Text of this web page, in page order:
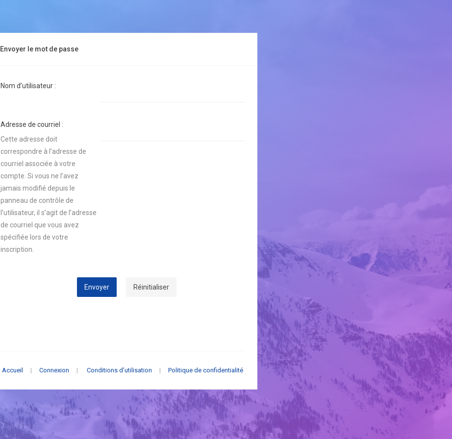
Envoyer le mot de passe
Nom d’utilisateur :
Adresse de courriel :
Cette adresse doit
correspondre à l’adresse de
courriel associée à votre
compte. Si vous ne l’avez
jamais modifié depuis le
panneau de contrôle de
l’utilisateur, il s’agit de l’adresse
de courriel que vous avez
spécifiée lors de votre
inscription.
Envoyer Réinitialiser
Accueil | Connexion | Conditions d’utilisation | Politique de confidentialité